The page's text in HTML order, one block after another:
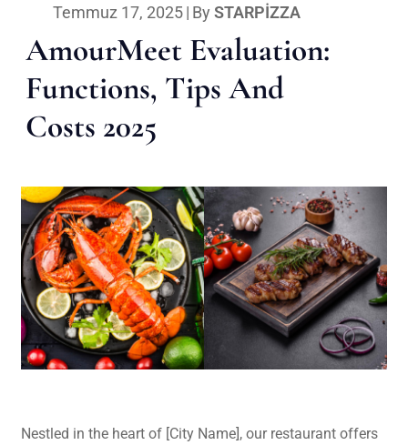
Temmuz 17, 2025| By STARPIZZA
AmourMeet Evaluation:
Functions, Tips And
Costs 2025
Nestled in the heart of [City Name], our restaurant offers